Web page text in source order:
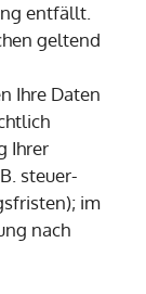
entfällt.
geltend
Ihre Daten
Ihrer
steuer-
im
nach